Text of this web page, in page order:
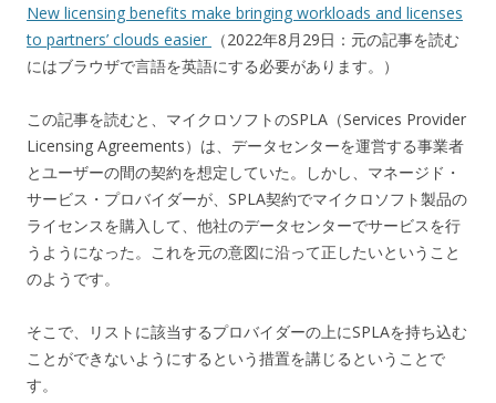
New licensing benefits make bringing workloads and licenses
to partners’ clouds easier
（2022年8月29日：元の記事を読む
にはブラウザで言語を英語にする必要があります。）
この記事を読むと、マイクロソフトのSPLA（Services Provider
Licensing Agreements）は、データセンターを運営する事業者
とユーザーの間の契約を想定していた。しかし、マネージド・
サービス・プロバイダーが、SPLA契約でマイクロソフト製品の
ライセンスを購入して、他社のデータセンターでサービスを行
うようになった。これを元の意図に沿って正したいということ
のようです。
そこで、リストに該当するプロバイダーの上にSPLAを持ち込む
ことができないようにするという措置を講じるということで
す。